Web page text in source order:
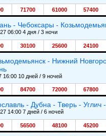
71700 61000 57400
- Чебоксары -
06:00 4 дня / 3 ночи
30100 25600 24100
- Нижний
16:00 10 дней / 9 ночей
84700 72000 67800
- Дубна - Тверь -
14:00 7 дней / 6 ночей
56500 48100 45200